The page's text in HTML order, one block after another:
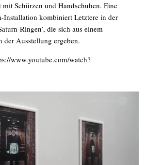
Schürzen und Handschuhen. Eine
Installation kombiniert Letztere in der
Ringen’, die sich aus einem
der Ausstellung ergeben.
www.youtube.com/watch?